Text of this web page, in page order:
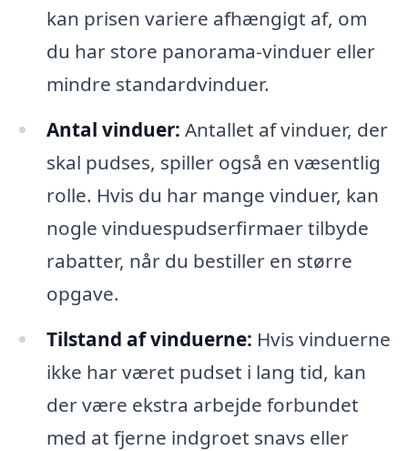
kan prisen variere afhængigt af, om
du har store panorama-vinduer eller
mindre standardvinduer.
Antal vinduer: Antallet af vinduer, der
skal pudses, spiller også en væsentlig
rolle. Hvis du har mange vinduer, kan
nogle vinduespudserfirmaer tilbyde
rabatter, når du bestiller en større
opgave.
Tilstand af vinduerne: Hvis vinduerne
ikke har været pudset i lang tid, kan
der være ekstra arbejde forbundet
med at fjerne indgroet snavs eller